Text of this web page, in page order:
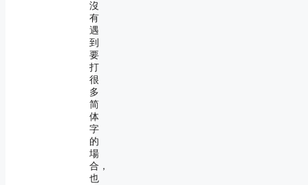
沒
有
遇
到
要
打
很
多
简
体
字
的
場
合，
也